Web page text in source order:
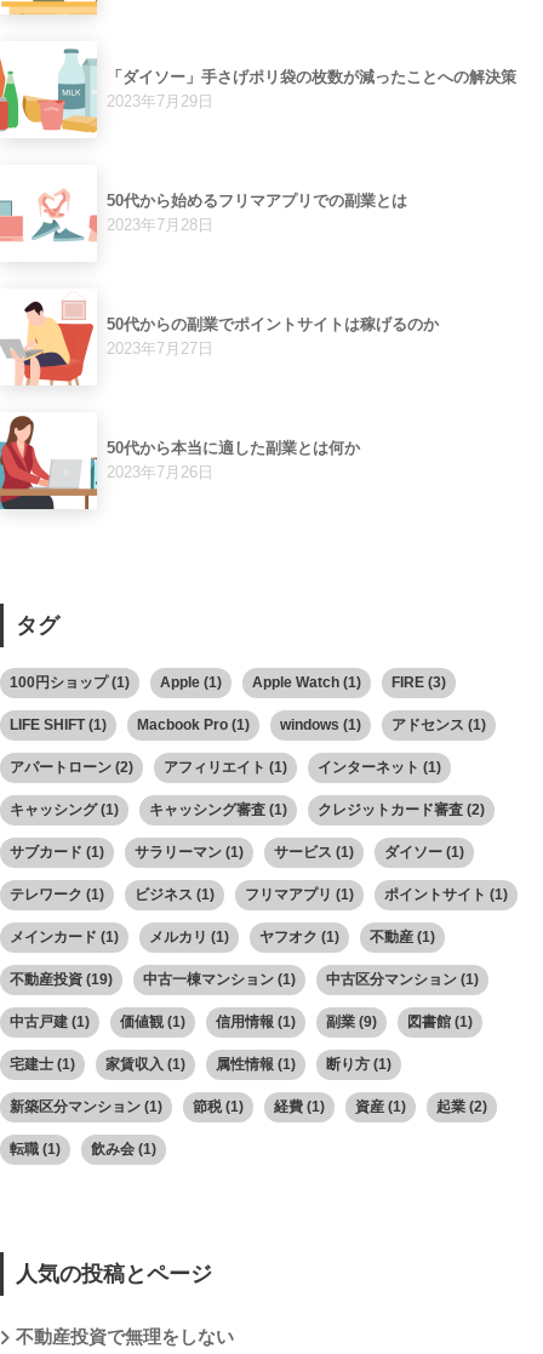
「ダイソー」手さげポリ袋の枚数が減ったことへの解決策
2023年7月29日
50代から始めるフリマアプリでの副業とは
2023年7月28日
50代からの副業でポイントサイトは稼げるのか
2023年7月27日
50代から本当に適した副業とは何か
2023年7月26日
タグ
100円ショップ(1) Apple (1) Apple Watch (1) FIRE (3)
LIFE SHIFT(1) Macbook Pro (1) windows (1) アドセンス (1)
アパートローン (2) アフィリエイト (1) インターネット (1)
キャッシング(1) キャッシング審査 (1) クレジットカード審査 (2)
サブカード (1) サラリーマン (1) サービス (1) ダイソー (1)
テレワーク (1) ビジネス (1) フリマアプリ (1) ポイントサイト (1)
メインカード (1) メルカリ (1) ヤフオク (1) 不動産 (1)
不動産投資 (19) 中古一棟マンション (1) 中古区分マンション (1)
中古戸建 (1) 価値観 (1) 信用情報 (1) 副業 (9) 図書館 (1)
宅建士 (1) 家賃収入 (1) 属性情報 (1) 断り方 (1)
新築区分マンション (1) 節税 (1) 経費 (1) 資産 (1) 起業 (2)
転職 (1) 飲み会 (1)
人気の投稿とページ
不動産投資で無理をしない